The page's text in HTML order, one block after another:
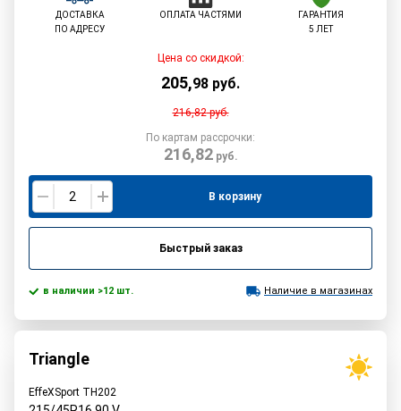
ДОСТАВКА
ПО АДРЕСУ
ОПЛАТА ЧАСТЯМИ
ГАРАНТИЯ
5 ЛЕТ
Цена со скидкой:
205,98 руб.
216,82руб.
По картам рассрочки:
216,82руб.
В корзину
Быстрый заказ
в наличии >12 шт. Наличие в магазинах
Triangle
EffeXSport TH202